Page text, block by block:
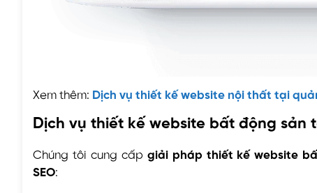
Xem thêm: Dịch vụ thiết kế website nội thất tại
Dịch vụ thiết kế website bất động sản
Chúng tôi cung cấp giải pháp thiết kế website
SEO: